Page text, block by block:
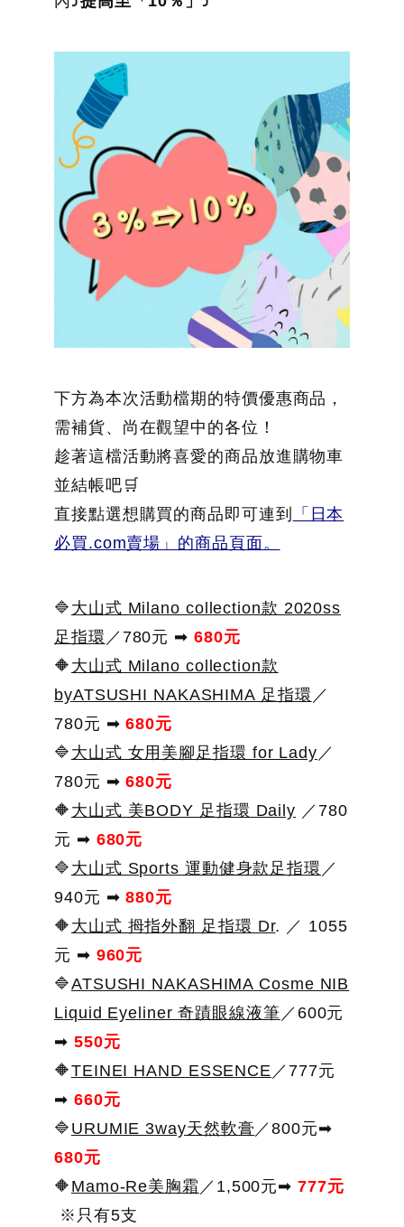
下方為本次活動檔期的特價優惠商品，
需補貨、尚在觀望中的各位！
趁著這檔活動將喜愛的商品放進購物車
並結帳吧🛒
直接點選想購買的商品即可連到
「日本
必買.com賣場」的商品頁面。
🔷 大山式 Milano collection款 2020ss
足指環 ／780元 ➡ 680元
🔶 大山式 Milano collection款
byATSUSHI NAKASHIMA 足指環 ／
780元 ➡680元
🔷 大山式 女用美腳足指環 for Lady ／
780元 ➡680元
🔶 大山式 美BODY 足指環 Daily ／780
元 ➡ 680元
🔷 大山式 Sports 運動健身款足指環 ／
940元 ➡880元
🔶 大山式 拇指外翻 足指環 Dr. ／ 1055
元 ➡ 960元
🔷ATSUSHI NAKASHIMA Cosme NIB
Liquid Eyeliner 奇蹟眼線液筆 ／600元
➡ 550元
🔶TEINEI HAND ESSENCE ／777元
➡ 660元
🔷 URUMIE 3way天然軟膏 ／800元➡
680元
🔶 Mamo-Re美胸霜 ／1,500元➡777元
※只有5支